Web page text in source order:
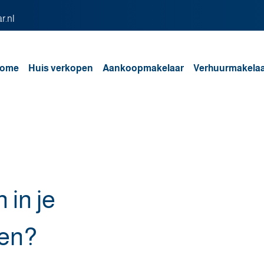
Huis verkopen Aankoopmakelaar
in je